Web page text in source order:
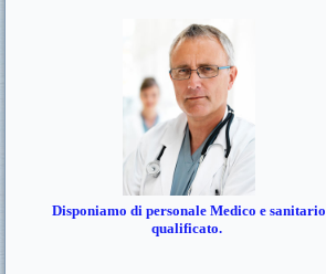
Disponiamo di personale Medico e sanitario
qualificato.